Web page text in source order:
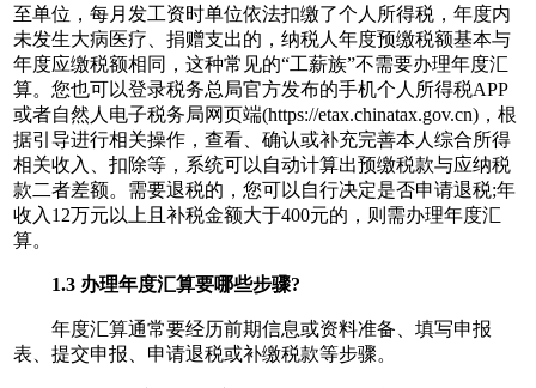
至单位，每月发工资时单位依法扣缴了个人所得税，年度内
未发生大病医疗、捐赠支出的，纳税人年度预缴税额基本与
年度应缴税额相同，这种常见的“工薪族”不需要办理年度汇
算。您也可以登录税务总局官方发布的手机个人所得税APP
或者自然人电子税务局网页端(https://etax.chinatax.gov.cn)，根
据引导进行相关操作，查看、确认或补充完善本人综合所得
相关收入、扣除等，系统可以自动计算出预缴税款与应纳税
款二者差额。需要退税的，您可以自行决定是否申请退税;年
收入12万元以上且补税金额大于400元的，则需办理年度汇
算。
1.3 办理年度汇算要哪些步骤?
年度汇算通常要经历前期信息或资料准备、填写申报
表、提交申报、申请退税或补缴税款等步骤。